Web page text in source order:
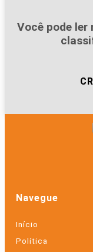
Você pode
Navegue
Início
Política